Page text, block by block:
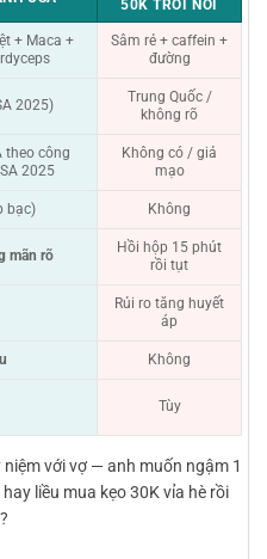
50K TRÔI NỔI
+ Maca +
Sâm rẻ + caffein +
đường
2025)
Trung Quốc /
không rõ
theo công
2025
Không có / giả
mạo
bạc) Không
mãn rõ
Hồi hộp 15 phút
rồi tụt
Rủi ro tăng huyết
áp
Không
Tùy
với vợ — anh muốn ngậm 1
hay liều mua kẹo 30K vỉa hè rồi